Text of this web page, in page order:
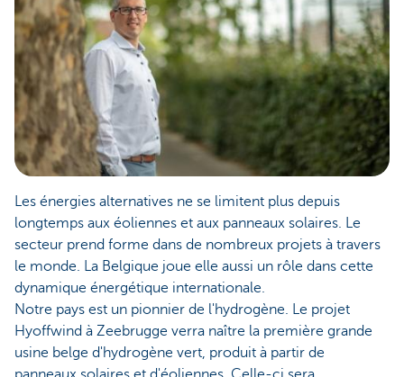
Les énergies alternatives ne se limitent plus depuis
longtemps aux éoliennes et aux panneaux solaires. Le
secteur prend forme dans de nombreux projets à travers
le monde. La Belgique joue elle aussi un rôle dans cette
dynamique énergétique internationale.
Notre pays est un pionnier de l'hydrogène. Le projet
Hyoffwind à Zeebrugge verra naître la première grande
usine belge d'hydrogène vert, produit à partir de